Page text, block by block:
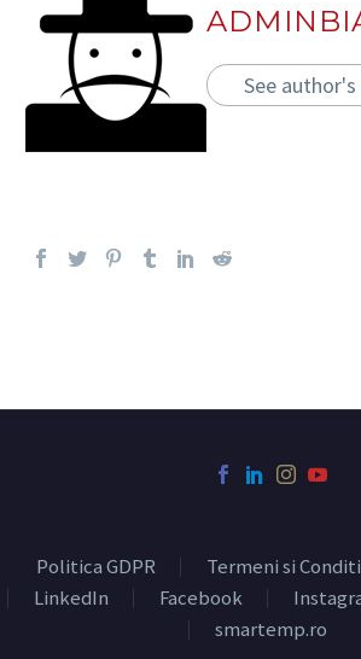
See
Politica GDPR Termeni si
LinkedIn
Facebook
smartemp.ro